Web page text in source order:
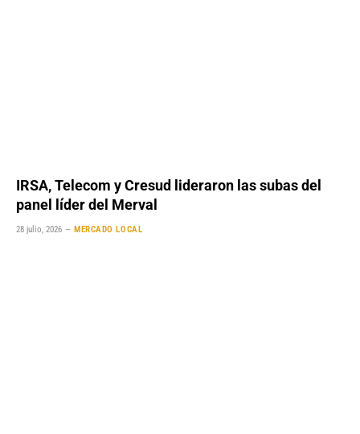
IRSA, Telecom y Cresud lideraron las subas del
panel líder del Merval
28 julio, 2026 MERCADO LOCAL